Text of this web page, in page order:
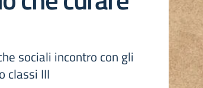
sociali incontro con gli
classi III